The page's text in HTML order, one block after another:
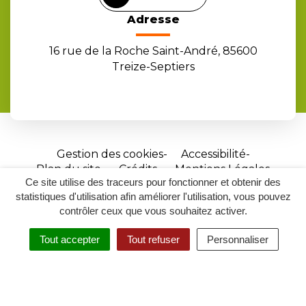
Ce site utilise des traceurs pour fonctionner et obtenir des
statistiques d'utilisation afin améliorer l'utilisation, vous pouvez
contrôler ceux que vous souhaitez activer.
Tout accepter Tout refuser Personnaliser
RECHERCHER
ACCESSIBILITÉ
Adresse
16 rue de la Roche Saint-André, 85600
Treize-Septiers
Gestion des cookies
Accessibilité
Plan du site
Crédits
Mentions Légales
Site
réalisé
par
Inovagora